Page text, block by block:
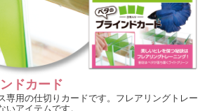
ドカード
専用の仕切りカードです。フレアリングトレー
いアイテムです。